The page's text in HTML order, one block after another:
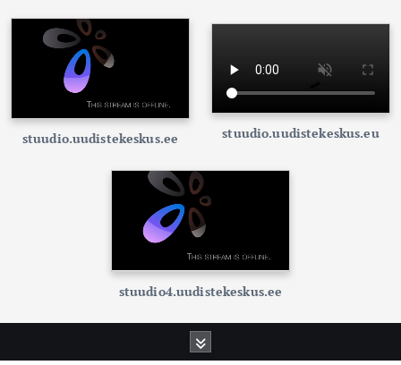
stuudio.uudistekeskus.ee stuudio.uudistekeskus.eu
stuudio4.uudistekeskus.ee